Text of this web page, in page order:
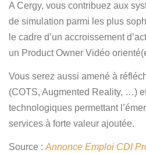
English
Français
简体中文
日本語
Español
A Cergy, vous contribuez aux
de simulation parmi les plus
le cadre d’un accroissement
un Product Owner Vidéo
Vous serez aussi amené à
(COTS, Augmented Reality, …)
technologiques permettant
services à forte valeur ajoutée.
Source : Annonce Emploi CDI